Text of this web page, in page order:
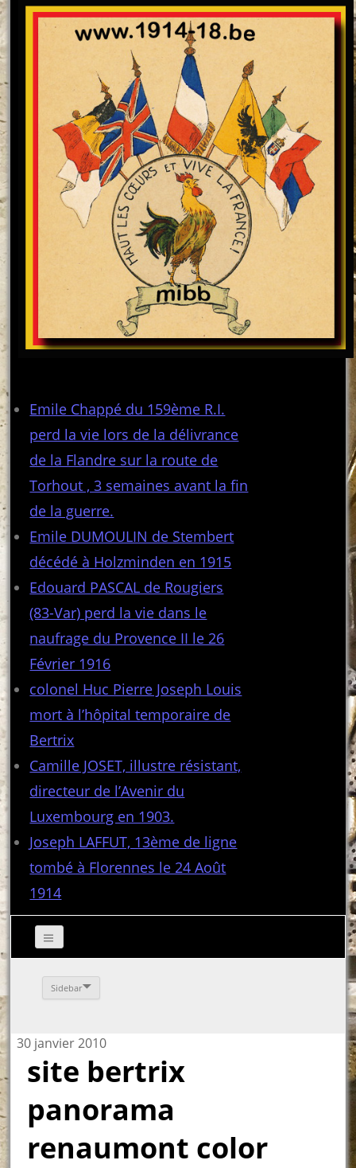
Emile Chappé du 159ème R.I.
perd la vie lors de la délivrance
de la Flandre sur la route de
Torhout , 3 semaines avant la fin
de la guerre.
Emile DUMOULIN de Stembert
décédé à Holzminden en 1915
Edouard PASCAL de Rougiers
(83-Var) perd la vie dans le
naufrage du Provence II le 26
Février 1916
colonel Huc Pierre Joseph Louis
mort à l’hôpital temporaire de
Bertrix
Camille JOSET, illustre résistant,
directeur de l’Avenir du
Luxembourg en 1903.
Joseph LAFFUT, 13ème de ligne
tombé à Florennes le 24 Août
1914
Sidebar
30 janvier 2010
site bertrix
panorama
renaumont color